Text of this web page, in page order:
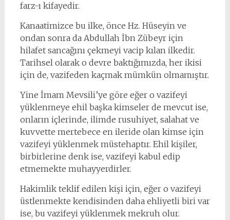
farz-ı kifayedir.
Kanaatimizce bu ilke, önce Hz. Hüseyin ve
ondan sonra da Abdullah İbn Zübeyr için
hilafet sancağını çekmeyi vacip kılan ilkedir.
Tarihsel olarak o devre baktığımızda, her ikisi
için de, vazifeden kaçmak mümkün olmamıştır.
Yine İmam Mevsili’ye göre eğer o vazifeyi
yüklenmeye ehil başka kimseler de mevcut ise,
onların içlerinde, ilimde rusuhiyet, salahat ve
kuvvette mertebece en ileride olan kimse için
vazifeyi yüklenmek müstehaptır. Ehil kişiler,
birbirlerine denk ise, vazifeyi kabul edip
etmemekte muhayyerdirler.
Hakimlik teklif edilen kişi için, eğer o vazifeyi
üstlenmekte kendisinden daha ehliyetli biri var
ise, bu vazifeyi yüklenmek mekruh olur.